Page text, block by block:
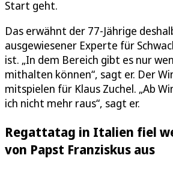
Start geht.
Das erwähnt der 77-Jährige
ausgewiesener Experte für
ist. „In dem Bereich gibt es nur
mithalten können“, sagt er. Der
mitspielen für Klaus Zuchel. „Ab
ich nicht mehr raus“, sagt er.
Regattatag in Italien fiel
von Papst Franziskus aus